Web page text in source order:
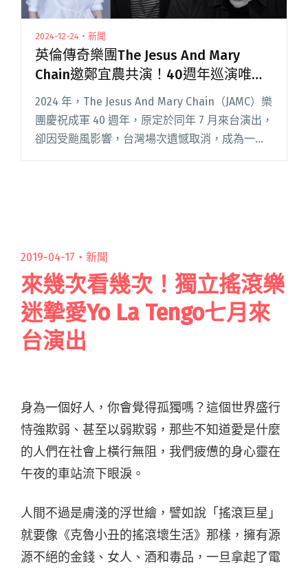
2024-12-24・新聞
英倫傳奇樂團The Jesus And Mary
Chain邀鄭宜農共演！40週年巡演唯一
亞洲場明年1/8獻台灣
2024 年，The Jesus And Mary Chain（JAMC）樂
團慶祝成軍 40 週年，原定於同年 7 月來台演出，
卻因受颱風影響，台灣場次遺憾取消，成為一段
未竟的音樂記憶。雖然未能如期與樂迷們相見，
2019-04-17・ 新聞
來幾次看幾次！獨立搖滾樂
迷摯愛Yo La Tengo七月來
台演出
身為一個好人，你會覺得孤獨嗎？這個世界盛行
恃強欺弱、甚至以弱欺弱，那些不知道愛是什麼
的人們在社會上橫行無阻，我們疲憊的身心靈在
午夜的車站流下眼淚。
人間不過是膚淺的浮世繪，譬如說「搖滾巨星」
就要像《克魯小丑的搖滾壞生活》那樣，擁有源
源不絕的金錢、女人、酒和毒品，一旦拿起了電